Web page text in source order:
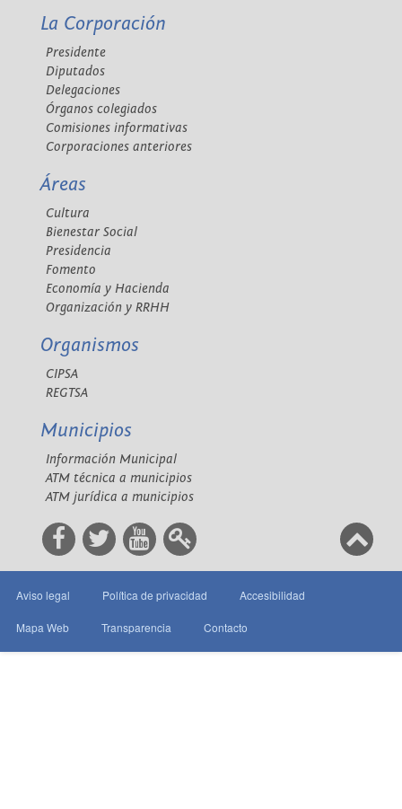
La Corporación
Presidente
Diputados
Delegaciones
Órganos colegiados
Comisiones informativas
Corporaciones anteriores
Áreas
Cultura
Bienestar Social
Presidencia
Fomento
Economía y Hacienda
Organización y RRHH
Organismos
CIPSA
REGTSA
Municipios
Información Municipal
ATM técnica a municipios
ATM jurídica a municipios
Aviso legal Política de privacidad Accesibilidad
Mapa Web Transparencia Contacto